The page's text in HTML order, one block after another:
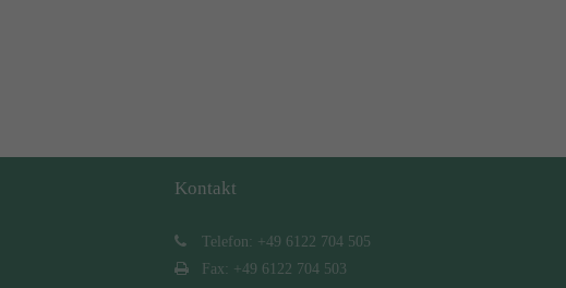
Kontakt
Telefon: +49 6122 704 505
Fax: +49 6122 704 503